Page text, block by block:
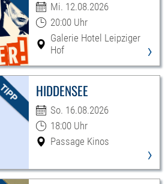
Mi. 12.08.2026
20:00 Uhr
Galerie Hotel Leipziger
Hof
›
HIDDENSEE
So. 16.08.2026
18:00 Uhr
Passage Kinos
›